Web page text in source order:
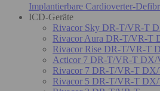
Implantierbare Cardioverter-
ICD-Geräte
Rivacor Sky DR-T/VR-T
Rivacor Aura DR-T/VR-T
Rivacor Rise DR-T/VR-T
Acticor 7 DR-T/VR-T DX/
Rivacor 7 DR-T/VR-T
Rivacor 5 DR-T/VR-T